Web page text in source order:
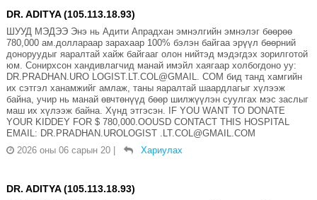
DR. ADITYA (105.113.18.93)
ШУУД МЭДЭЭ Энэ нь Адити Апрадхан эмнэлгийн эмнэлэг бөөрөө
780,000 ам.доллараар зарахаар 100% бэлэн байгаа эрүүл бөөрний
доноруудыг яаралтай хайж байгааг олон нийтэд мэдэгдэх зорилготой
юм. Сонирхсон хандивлагчид манай имэйл хаягаар холбогдоно уу:
DR.PRADHAN.URO LOGIST.LT.COL@GMAIL. COM бид танд хамгийн
их сэтгэл ханамжийг амлаж, таны яаралтай шаардлагыг хүлээж
байна, учир нь манай өвчтөнүүд бөөр шилжүүлэн суулгах мэс заслыг
маш их хүлээж байна. Хүнд этгэсэн. IF YOU WANT TO DONATE
YOUR KIDDEY FOR $ 780,000.OOUSD CONTACT THIS HOSPITAL
EMAIL: DR.PRADHAN.UROLOGIST .LT.COL@GMAIL.COM
2026 оны 06 сарын 20
Хариулах
DR. ADITYA (105.113.18.93)